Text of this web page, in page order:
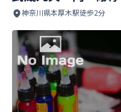
神奈川県本厚木駅徒歩2分
武蔵梵天一門 彫浄